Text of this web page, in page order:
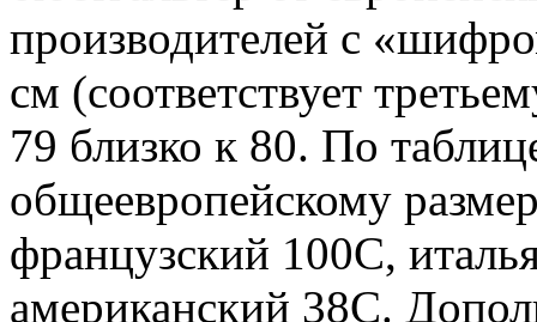
производителей с
см (соответствует
79 близко к 80. По
общеевропейскому
французский 100С,
американский 38С.